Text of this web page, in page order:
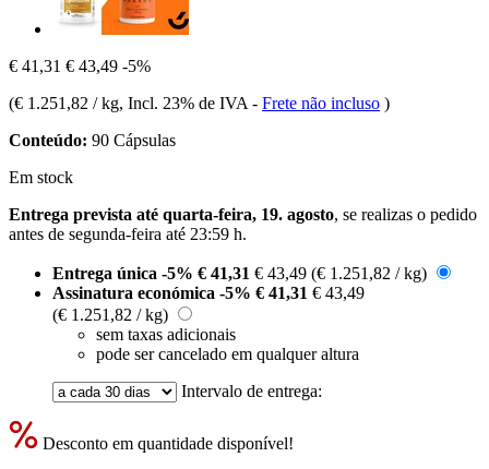
€ 41,31 € 43,49 -5%
(€ 1.251,82 / kg, Incl. 23% de IVA - Frete não incluso )
Conteúdo: 90 Cápsulas
Em stock
Entrega prevista até quarta-feira, 19. agosto, se realizas o pedido
antes de segunda-feira até 23:59 h.
Entrega única -5% € 41,31 € 43,49 (€ 1.251,82 / kg)
Assinatura económica -5% € 41,31 € 43,49
(€ 1.251,82 / kg)
sem taxas adicionais
pode ser cancelado em qualquer altura
Intervalo de entrega:
Desconto em quantidade disponível!